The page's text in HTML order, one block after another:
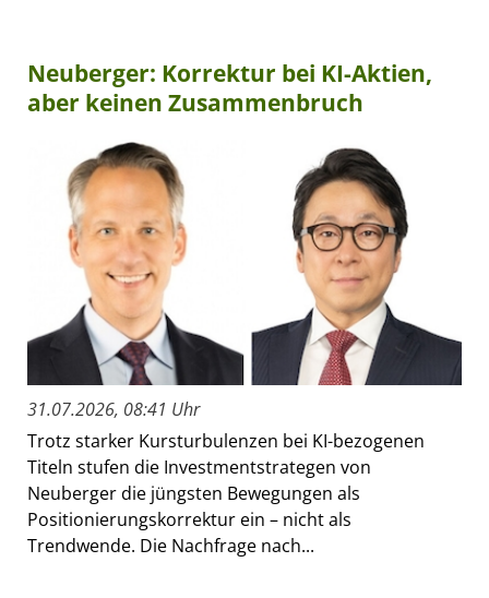
Neuberger: Korrektur bei KI-Aktien,
aber keinen Zusammenbruch
31.07.2026, 08:41 Uhr
Trotz starker Kursturbulenzen bei KI-bezogenen
Titeln stufen die Investmentstrategen von
Neuberger die jüngsten Bewegungen als
Positionierungskorrektur ein – nicht als
Trendwende. Die Nachfrage nach...